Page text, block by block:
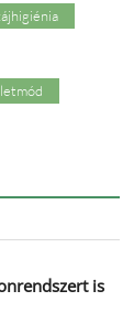
is